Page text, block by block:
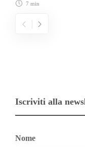
7 min
Iscriviti alla
Nome